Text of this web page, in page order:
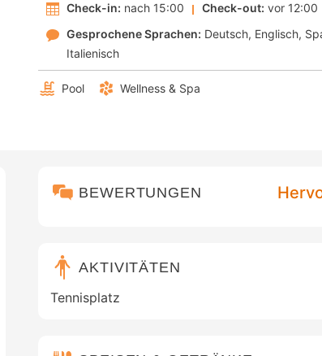
Check-in: nach 15:00 Check-out: vor 12:00
Gesprochene Sprachen: Deutsch Englisch
Italienisch
Pool Wellness & Spa
BEWERTUNGEN
AKTIVITÄTEN
Tennisplatz